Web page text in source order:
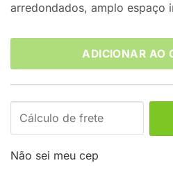
arredondados, amplo espaço
ADICIONAR AO
Não sei meu cep